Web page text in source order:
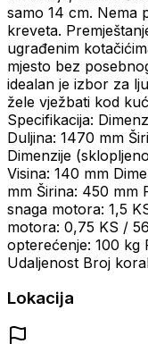
samo 14 cm. Nema
kreveta.
ugrađenim
mjesto bez
idealan je izbor za
žele vježbati kod
Specifikacija:
Duljina: 1470 mm
Dimenzije
Visina: 140 mm
mm Širina: 450 mm
snaga motora: 1,5
motora: 0,75 KS /
opterećenje: 100 kg
Udaljenost Broj
Lokacija